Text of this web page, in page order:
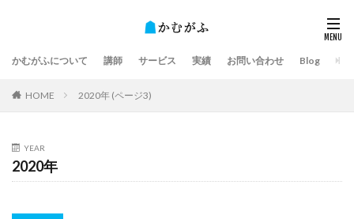
かむがふについて 講師 サービス 実績 お問い合わせ Blog
HOME 2020年 (ページ3)
YEAR
2020年